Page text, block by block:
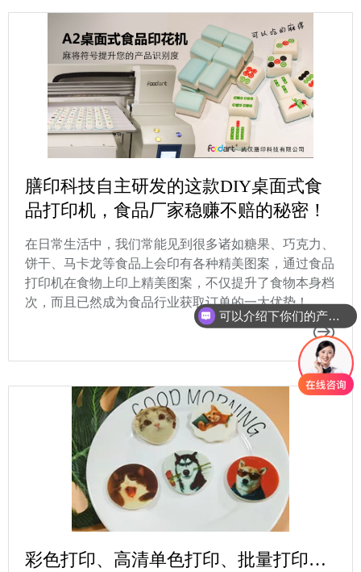
膳印科技自主研发的这款DIY桌面式食
品打印机，食品厂家稳赚不赔的秘密！
在日常生活中，我们常能见到很多诸如糖果、巧克力、
饼干、马卡龙等食品上会印有各种精美图案，通过食品
打印机在食物上印上精美图案，不仅提升了食物本身档
次，而且已然成为食品行业获取订单的一大优势！
彩色打印、高清单色打印、批量打印…
可以介绍下你们的产品么